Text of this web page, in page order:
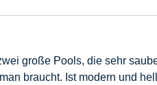
große Pools, die sehr
braucht. Ist modern und